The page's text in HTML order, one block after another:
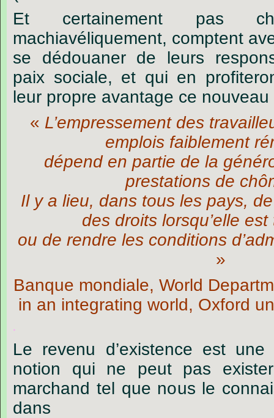
Et certainement pas
machiavéliquement, comptent
se dédouaner de leurs
paix sociale, et qui en
leur propre avantage ce nouveau
« L’empressement des
emplois faiblement
dépend en partie de la
prestations de
Il y a lieu, dans tous les pays,
des droits lorsqu’elle
ou de rendre les conditions
»
Banque mondiale, World
in an integrating world, Oxford
.
Le revenu d’existence est
notion qui ne peut pas
marchand tel que nous le
dans